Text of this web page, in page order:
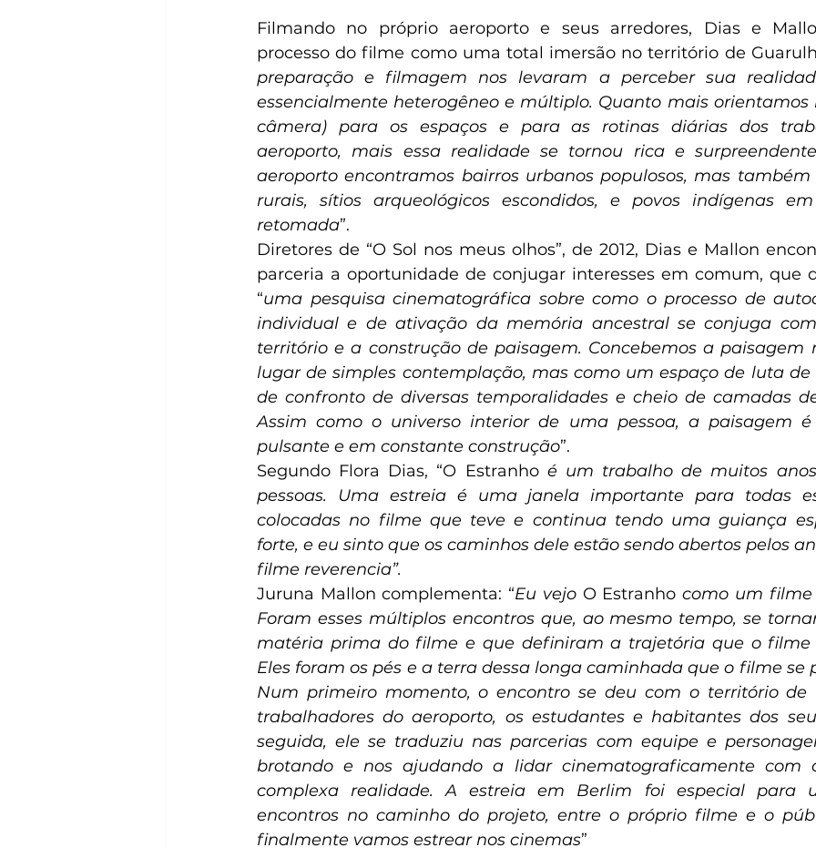
Filmando no próprio aeroporto e seus arredores, Dias e
processo do filme como uma total imersão no território de
preparação e filmagem nos levaram a perceber sua
essencialmente heterogêneo e múltiplo. Quanto mais orientamos
câmera) para os espaços e para as rotinas diárias dos
aeroporto, mais essa realidade se tornou rica e
aeroporto encontramos bairros urbanos populosos, mas
rurais, sítios arqueológicos escondidos, e povos indígenas
retomada”.
Diretores de “O Sol nos meus olhos”, de 2012, Dias e Mallon
parceria a oportunidade de conjugar interesses em comum, que
“uma pesquisa cinematográfica sobre como o processo de
individual e de ativação da memória ancestral se conjuga
território e a construção de paisagem. Concebemos a paisagem
lugar de simples contemplação, mas como um espaço de luta de
de confronto de diversas temporalidades e cheio de camadas
Assim como o universo interior de uma pessoa, a paisagem é
pulsante e em constante construção”.
Segundo Flora Dias, “O Estranho é um trabalho de muitos
pessoas. Uma estreia é uma janela importante para todas
colocadas no filme que teve e continua tendo uma guiança
forte, e eu sinto que os caminhos dele estão sendo abertos pelos
filme reverencia”.
Juruna Mallon complementa: “Eu vejo O Estranho como um filme
Foram esses múltiplos encontros que, ao mesmo tempo, se
matéria prima do filme e que definiram a trajetória que o filme
Eles foram os pés e a terra dessa longa caminhada que o filme se
Num primeiro momento, o encontro se deu com o território de
trabalhadores do aeroporto, os estudantes e habitantes dos
seguida, ele se traduziu nas parcerias com equipe e
brotando e nos ajudando a lidar cinematograficamente com
complexa realidade. A estreia em Berlim foi especial para
encontros no caminho do projeto, entre o próprio filme e o
finalmente vamos estrear nos cinemas”